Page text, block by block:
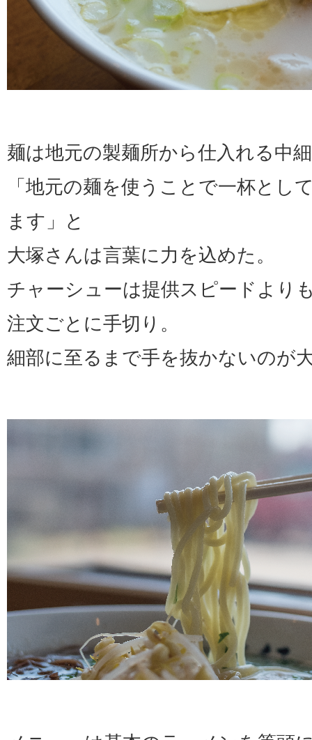
麺は地元の製麺所から仕入れる中
「地元の麺を使うことで一杯とし
ます」と
大塚さんは言葉に力を込めた。
チャーシューは提供スピードより
注文ごとに手切り。
細部に至るまで手を抜かないのが